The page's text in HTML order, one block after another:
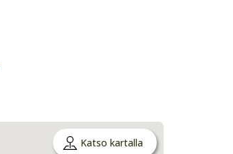
Katso kartalla